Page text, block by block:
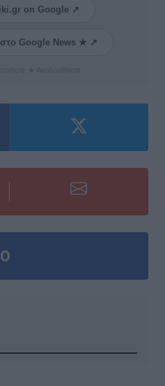
on Google ↗
Google News ★ ↗
0